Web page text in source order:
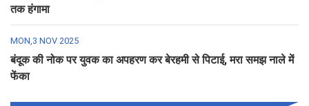
तक हंगामा
MON,3 NOV 2025
बंदूक की नोक पर युवक का अपहरण कर बेरहमी से पिटाई, मरा समझ नाले में
फेंका